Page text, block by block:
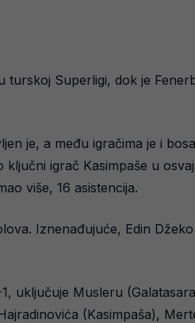
Superligi, dok je
je, a među igračima je i
igrač Kasimpaše u
više, 16 asistencija.
Iznenađujuće, Edin
uključuje Musleru
(Kasimpaša),